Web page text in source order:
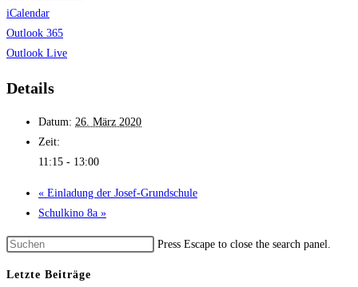
iCalendar
Outlook 365
Outlook Live
Details
Datum: 26. März 2020
Zeit:
11:15 - 13:00
« Einladung der Josef-Grund­schule
Schulkino 8a »
Press Escape to close the search panel.
Letzte Beiträge